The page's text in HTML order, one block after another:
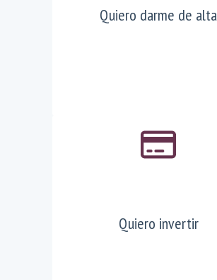
Quiero darme de alta
Quiero invertir